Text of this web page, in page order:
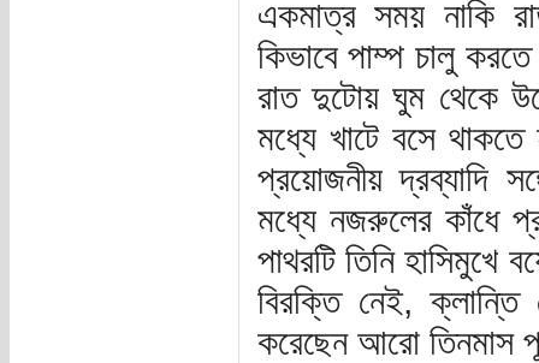
একমাত্র সময় নাকি
কিভাবে পাম্প চালু
রাত দুটোয় ঘুম থেকে
মধ্যে খাটে বসে
প্রয়োজনীয় দ্রব্যাদি
মধ্যে নজরুলের কাঁধে
পাথরটি তিনি হাসিমুখে
বিরক্তি নেই,
করেছেন আরো তিনমাস